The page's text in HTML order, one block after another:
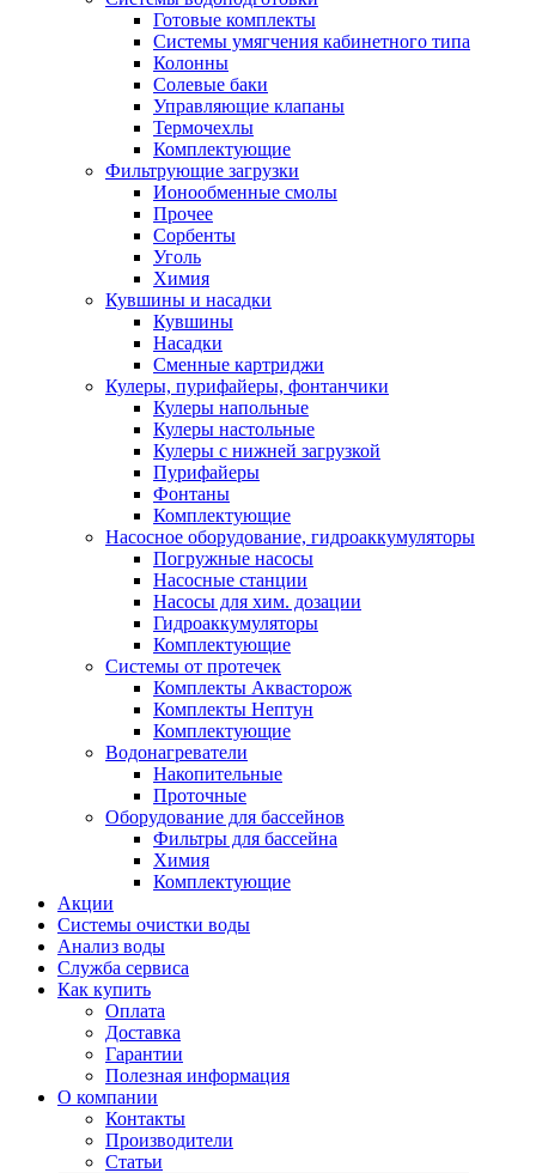
Готовые комплекты
Системы умягчения кабинетного типа
Колонны
Солевые баки
Управляющие клапаны
Термочехлы
Комплектующие
Фильтрующие загрузки
Ионообменные смолы
Прочее
Сорбенты
Уголь
Химия
Кувшины и насадки
Кувшины
Насадки
Сменные картриджи
Кулеры, пурифайеры, фонтанчики
Кулеры напольные
Кулеры настольные
Кулеры с нижней загрузкой
Пурифайеры
Фонтаны
Комплектующие
Насосное оборудование, гидроаккумуляторы
Погружные насосы
Насосные станции
Насосы для хим. дозации
Гидроаккумуляторы
Комплектующие
Системы от протечек
Комплекты Аквасторож
Комплекты Нептун
Комплектующие
Водонагреватели
Накопительные
Проточные
Оборудование для бассейнов
Фильтры для бассейна
Химия
Комплектующие
Акции
Системы очистки воды
Анализ воды
Служба сервиса
Как купить
Оплата
Доставка
Гарантии
Полезная информация
О компании
Контакты
Производители
Статьи